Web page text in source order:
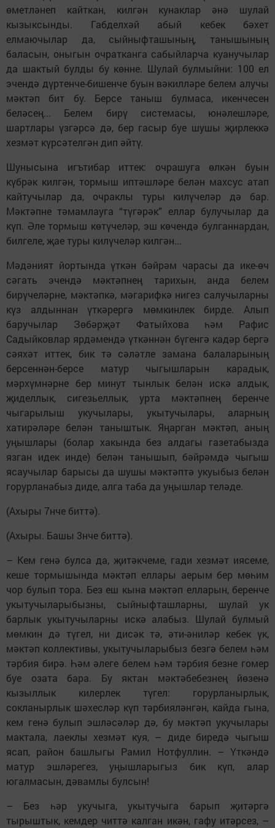
өметләнеп кайткан, килгән кунаклар әнә шулай
кызыксынды. Габделхәй абый кебек бәхет
елмаючылар да, сыйныфташының, танышының
баласын, оныгын очратканга сабыйларча куанучылар
да шактый булды бу көнне. Шулай булмыйни: 100 ел
эчендә дүртенче-бишенче буын вәкилләре белем алучы
мәктәп бит бу. Берсе таныш булмаса, икенчесен
беләсең... Белем бирү системасы, юнәлешләре,
шартлары үзгәрсә дә, бер гасыр буе шушы җирлеккә
хезмәт күрсәтелгән дип әйтү.
Шунысына игътибар иттек: очрашуга өлкән буын
күбрәк килгән, тормыш иптәшләре белән махсус атап
кайтучылар да, очраклы туры килүчеләр дә бар.
Мәктәпне тәмамлауга “түгәрәк” еллар булучылар да
күп. Әле тормыш көтүчеләр, эш көчендә булганнардан,
билгеле, җае туры килүчеләр килгән...
Мәдәният йортында үткән бәйрәм чарасы да ике-өч
сәгать эчендә мәктәпнең тарихын, анда белем
бирүчеләрне, мәктәпкә, мәгарифкә нигез салучыларны
күз алдыннан үткәрергә мөмкинлек бирде. Алып
баручылар Зөбәрҗәт Фатыйхова һәм Рафис
Садыйковлар ярдәмендә үткәннән бүгенгә кадәр бергә
сәяхәт иттек, бик тә сәләтле замана балаларының
берсеннән-берсе матур чыгышларын карадык,
мәрхүмнәрне бер минут тынлык белән искә алдык,
җиделлык, сигезьеллык, урта мәктәпнең беренче
чыгарылыш укучылары, укытучылары, аларның
хатирәләре белән таныштык. Яңарган мәктәп, аның
уңышлары (болар хакында без алдагы газетабызда
язган идек инде) белән танышып, бәйрәмдә чыгыш
ясаучылар барысы да шушы мәктәптә укуыбыз белән
горурланабыз диде, алга таба да уңышлар теләде.
(Ахыры 7нче биттә).
(Ахыры. Башы 3нче биттә).
– Кем генә булса да, җитәкчеме, гади хезмәт иясеме,
кеше тормышында мәктәп еллары аерым бер мөһим
чор булып тора. Без еш кына мәктәп елларын, беренче
укытучыларыбызны, сыйныфташларны, шулай ук
барлык укытучыларны искә алабыз. Шулай булмый
мөмкин дә түгел, ни дисәк тә, әти-әниләр кебек үк,
мәктәп коллективы, укытучыларыбыз безгә белем һәм
тәрбия бирә. Һәм әлеге белем һәм тәрбия безне гомер
буе озата бара. Бу яктан мәктәбебезнең йөзенә
кызыллык килерлек түгел: горурланырлык,
сокланырлык шәхесләр күп тәрбияләнгән, кайда гына,
кем генә булып эшләсәләр дә, бу мәктәп укучылары
мактала, лаеклы хезмәт куя, – диде биредә чыгыш
ясап, район башлыгы Рамил Нотфуллин. – Үткәндә
матур эшләрегез, уңышларыгыз бик күп, алар
югалмасын, дәвамлы булсын!
– Без һәр укучыга, укытучыга барып җитәргә
тырыштык, кемдер читтә калган икән, гафу итәрсез, –